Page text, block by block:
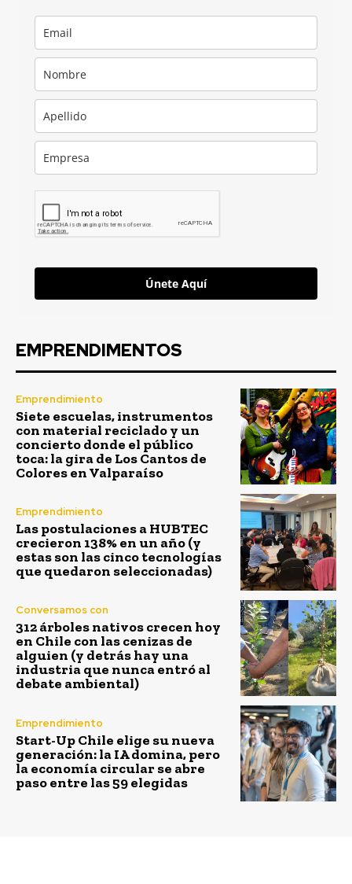
Únete Aquí
EMPRENDIMENTOS
Emprendimiento
Siete escuelas, instrumentos
con material reciclado y un
concierto donde el público
toca: la gira de Los Cantos de
Colores en Valparaíso
Emprendimiento
Las postulaciones a HUBTEC
crecieron 138% en un año (y
estas son las cinco tecnologías
que quedaron seleccionadas)
Conversamos con
312 árboles nativos crecen hoy
en Chile con las cenizas de
alguien (y detrás hay una
industria que nunca entró al
debate ambiental)
Emprendimiento
Start-Up Chile elige su nueva
generación: la IA domina, pero
la economía circular se abre
paso entre las 59 elegidas